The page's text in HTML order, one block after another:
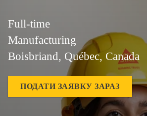
Full-time
Manufacturing
Boisbriand, Québec, Canada
ПОДАТИ ЗАЯВКУ ЗАРАЗ